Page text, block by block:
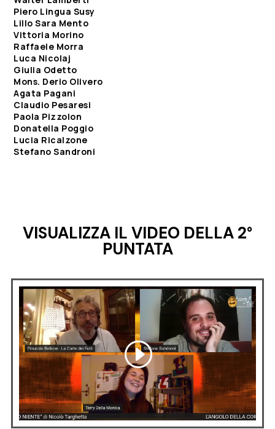
Piero Lingua Susy
Lillo Sara Mento
Vittoria Morino
Raffaele Morra
Luca Nicolaj
Giulia Odetto
Mons. Derio Olivero
Agata Pagani
Claudio Pesaresi
Paola Pizzolon
Donatella Poggio
Lucia Ricalzone
Stefano Sandroni
VISUALIZZA IL VIDEO DELLA 2°
PUNTATA